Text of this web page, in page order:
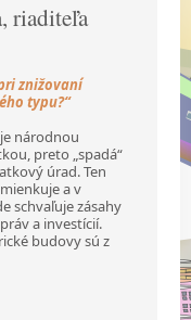
riaditeľa
znižovaní
typu?“
národnou
preto „spadá“
úrad. Ten
a v
schvaľuje zásahy
a investícií.
budovy sú z